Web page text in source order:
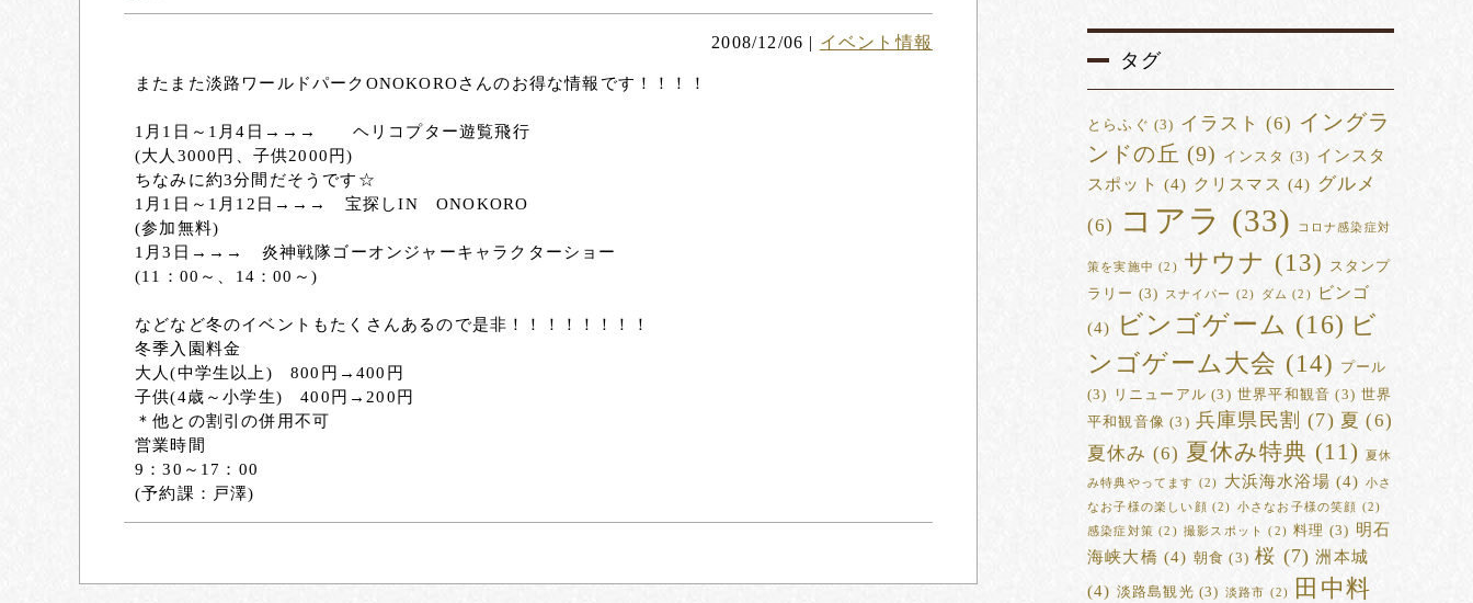
2008/12/06 | イベント情報
またまた淡路ワールドパークONOKOROさんのお得な情報です！！！！
1月1日～1月4日→→→ ヘリコプター遊覧飛行
(大人3000円、子供2000円)
ちなみに約3分間だそうです☆
1月1日～1月12日→→→ 宝探しIN ONOKORO
(参加無料)
1月3日→→→ 炎神戦隊ゴーオンジャーキャラクターショー
(11：00～、14：00～)
などなど冬のイベントもたくさんあるので是非！！！！！！！！
冬季入園料金
大人(中学生以上) 800円→400円
子供(4歳～小学生) 400円→200円
＊他との割引の併用不可
営業時間
9：30～17：00
(予約課：戸澤)
タグ
とらふぐ (3) イラスト (6) イングラ
ンドの丘 (9) インスタ (3) インスタ
スポット (4) クリスマス (4) グルメ
(6)
コアラ (33) コロナ感染症対
策を実施中 (2) サウナ (13)
スタンプ
ラリー (3) スナイパー (2) ダム (2)
ビンゴ
(4)
ビンゴゲーム (16) ビ
ンゴゲーム大会 (14)
プール
(3)
リニューアル (3) 世界平和観音 (3) 世界
平和観音像 (3) 兵庫県民割 (7) 夏 (6)
夏休み (6) 夏休み特典 (11) 夏休
み特典やってます (2) 大浜海水浴場 (4)
小さ
なお子様の楽しい顔 (2) 小さなお子様の笑顔 (2)
感染症対策 (2) 撮影スポット (2) 料理 (3) 明石
海峡大橋 (4) 朝食 (3) 桜 (7) 洲本城
(4) 淡路島観光 (3) 淡路市 (2)
田中料